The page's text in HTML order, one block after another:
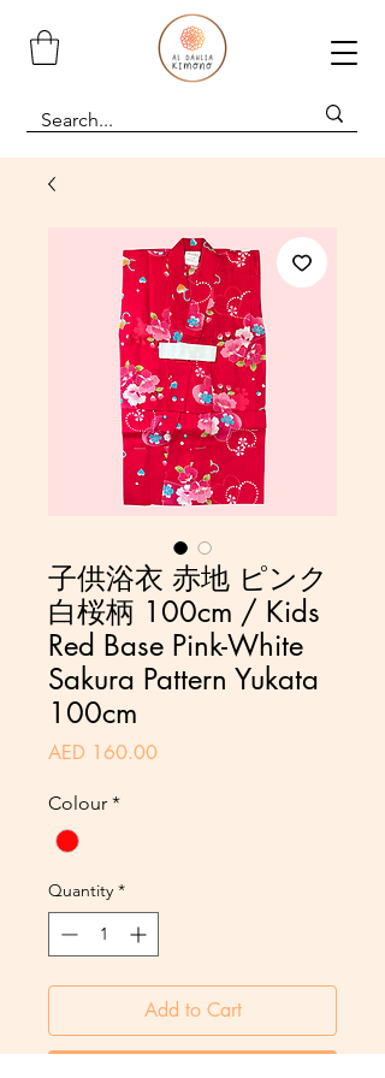
子供浴衣 赤地 ピンク
白桜柄 100cm / Kids
Red Base Pink-White
Sakura Pattern Yukata
100cm
AED 160.00Price
Colour *
Quantity *
Add to Cart